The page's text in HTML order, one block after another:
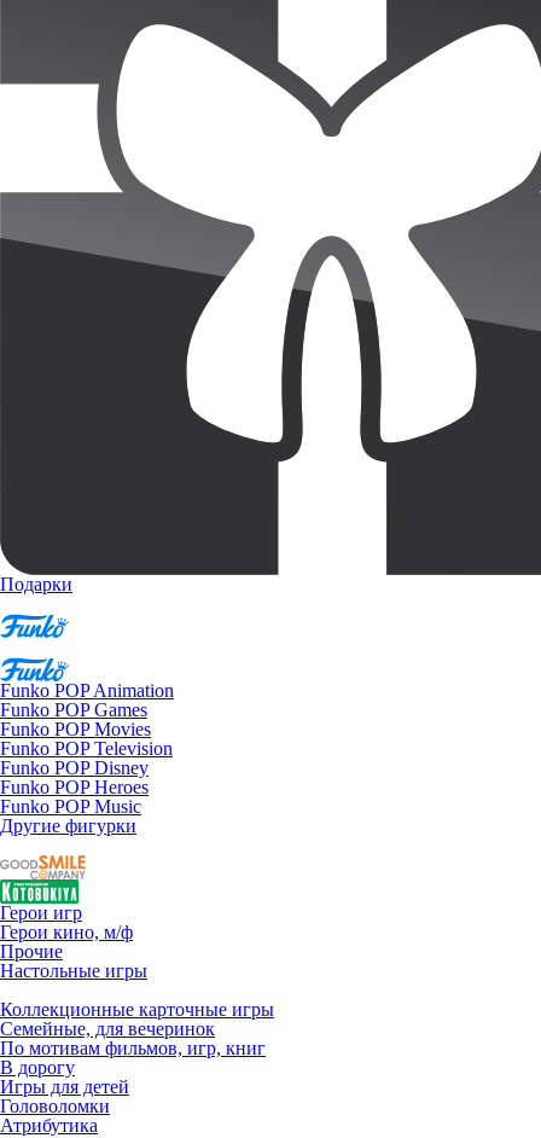
Подарки
Funko POP Animation
Funko POP Games
Funko POP Movies
Funko POP Television
Funko POP Disney
Funko POP Heroes
Funko POP Music
Другие фигурки
Герои игр
Герои кино, м/ф
Прочие
Настольные игры
Коллекционные карточные игры
Семейные, для вечеринок
По мотивам фильмов, игр, книг
В дорогу
Игры для детей
Головоломки
Атрибутика